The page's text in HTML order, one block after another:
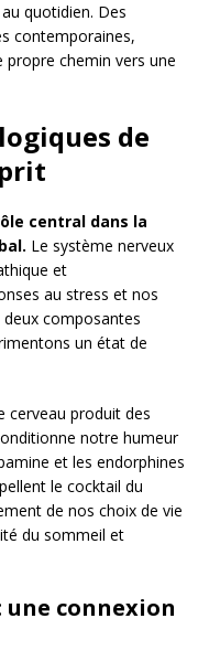
quotidien. Des
contemporaines,
chemin vers une
de
central dans la
Le système nerveux
et
au stress et nos
composantes
un état de
cerveau produit des
notre humeur
et les endorphines
le cocktail du
de nos choix de vie
du sommeil et
une connexion